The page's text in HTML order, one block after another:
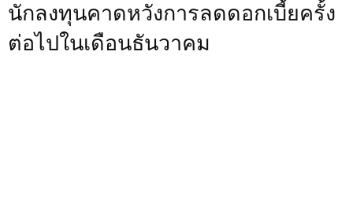
นักลงทุนคาดหวังการลดดอกเบี้ยครั้ง
ต่อไปในเดือนธันวาคม